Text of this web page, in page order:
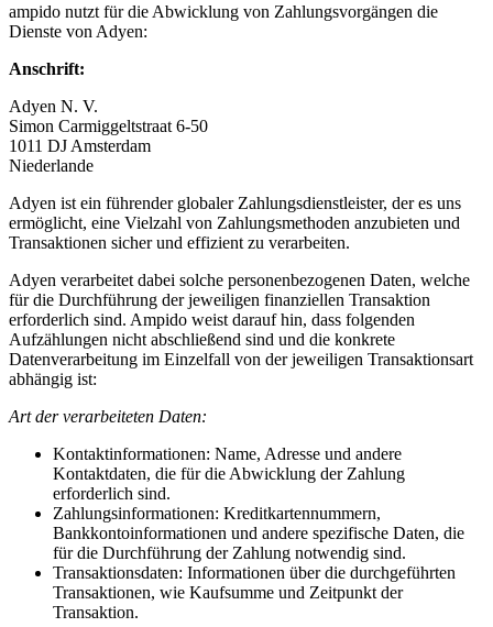
ampido nutzt für die Abwicklung von Zahlungsvorgängen die
Dienste von Adyen:
Anschrift:
Adyen N. V.
Simon Carmiggeltstraat 6-50
1011 DJ Amsterdam
Niederlande
Adyen ist ein führender globaler Zahlungsdienstleister, der es uns
ermöglicht, eine Vielzahl von Zahlungsmethoden anzubieten und
Transaktionen sicher und effizient zu verarbeiten.
Adyen verarbeitet dabei solche personenbezogenen Daten, welche
für die Durchführung der jeweiligen finanziellen Transaktion
erforderlich sind. Ampido weist darauf hin, dass folgenden
Aufzählungen nicht abschließend sind und die konkrete
Datenverarbeitung im Einzelfall von der jeweiligen Transaktionsart
abhängig ist:
Art der verarbeiteten Daten:
Kontaktinformationen: Name, Adresse und andere
Kontaktdaten, die für die Abwicklung der Zahlung
erforderlich sind.
Zahlungsinformationen: Kreditkartennummern,
Bankkontoinformationen und andere spezifische Daten, die
für die Durchführung der Zahlung notwendig sind.
Transaktionsdaten: Informationen über die durchgeführten
Transaktionen, wie Kaufsumme und Zeitpunkt der
Transaktion.